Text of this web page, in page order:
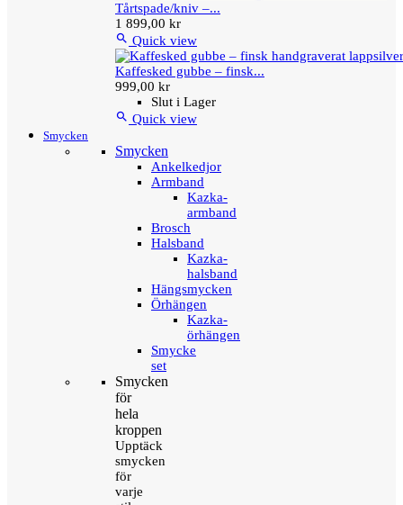
Tårtspade/kniv –...
1 899,00 kr
 Quick view
Kaffesked gubbe – finsk...
999,00 kr
Slut i Lager
 Quick view
Smycken
Smycken
Ankelkedjor
Armband
Kazka-
armband
Brosch
Halsband
Kazka-
halsband
Hängsmycken
Örhängen
Kazka-
örhängen
Smycke
set
Smycken
för
hela
kroppen
Upptäck
smycken
för
varje